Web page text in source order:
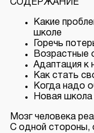
СОДЕРЖАНИЕ
Какие
школе
Горечь
Возрастные
Адаптация к
Как стать
Когда надо
Новая
Мозг человека
С одной стороны,